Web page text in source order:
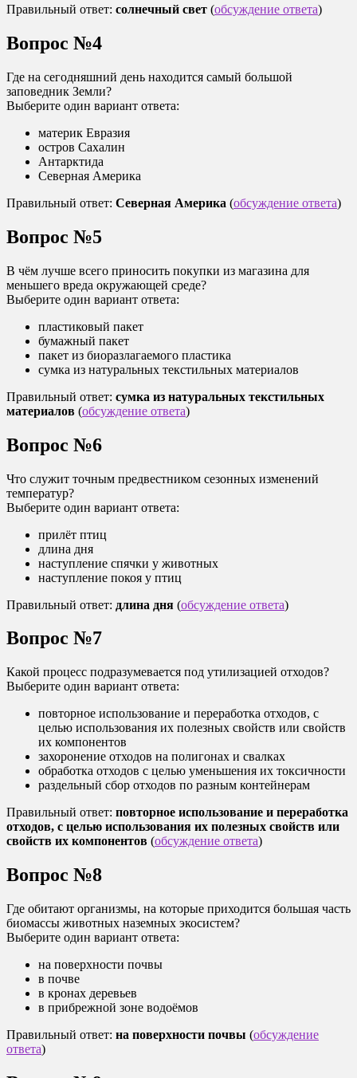
Правильный ответ: солнечный свет (обсуждение ответа)
Вопрос №4
Где на сегодняшний день находится самый большой
заповедник Земли?
Выберите один вариант ответа:
материк Евразия
остров Сахалин
Антарктида
Северная Америка
Правильный ответ: Северная Америка (обсуждение ответа)
Вопрос №5
В чём лучше всего приносить покупки из магазина для
меньшего вреда окружающей среде?
Выберите один вариант ответа:
пластиковый пакет
бумажный пакет
пакет из биоразлагаемого пластика
сумка из натуральных текстильных материалов
Правильный ответ: сумка из натуральных текстильных
материалов (обсуждение ответа)
Вопрос №6
Что служит точным предвестником сезонных изменений
температур?
Выберите один вариант ответа:
прилёт птиц
длина дня
наступление спячки у животных
наступление покоя у птиц
Правильный ответ: длина дня (обсуждение ответа)
Вопрос №7
Какой процесс подразумевается под утилизацией отходов?
Выберите один вариант ответа:
повторное использование и переработка отходов, с
целью использования их полезных свойств или свойств
их компонентов
захоронение отходов на полигонах и свалках
обработка отходов с целью уменьшения их токсичности
раздельный сбор отходов по разным контейнерам
Правильный ответ: повторное использование и переработка
отходов, с целью использования их полезных свойств или
свойств их компонентов (обсуждение ответа)
Вопрос №8
Где обитают организмы, на которые приходится большая часть
биомассы животных наземных экосистем?
Выберите один вариант ответа:
на поверхности почвы
в почве
в кронах деревьев
в прибрежной зоне водоёмов
Правильный ответ: на поверхности почвы (обсуждение
ответа)